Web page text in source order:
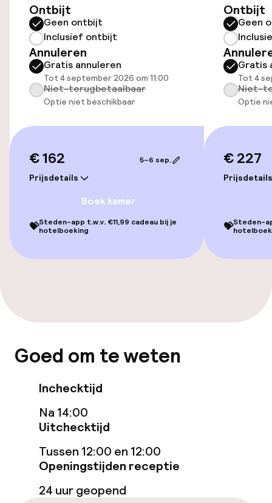
Openbaar parkeren
Oplaadpunt elektrische auto op
locatie
Fietsenstalling
Toegankelijkheid
Lift
Entertainment
Gratis wifi
Zonneterras
Eet- en drinkgelegenheden
Restaurant
Bar
Eet- en drinkdiensten
Ontbijtbuffet
Ontbijt
Geen ontbijt
Inclusief ontbijt
Annuleren
Gratis annuleren
Tot 4 september 2026 om 11:00
Niet-terugbetaalbaar
Optie niet beschikbaar
€ 162
Prijsdetails
5–6 sep.
Boek kamer
💝Steden-app t.w.v. €11,99 cadeau bij je
hotelboeking
Ontbijt
Geen
Gratis
Tot 4
Niet-
Optie
€ 227
Prijsdetails
💝Steden-
Goed om te weten
Inchecktijd
Na 14:00
Uitchecktijd
Tussen 12:00 en 12:00
Openingstijden receptie
24 uur geopend